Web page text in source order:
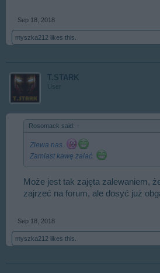
Sep 18, 2018
myszka212 likes this.
T.STARK
User
Rosomack said:
Zlewa nas.
Zamiast kawę zalać.
Może jest tak zajęta zalewaniem,
zajrzeć na forum, ale dosyć już
Sep 18, 2018
myszka212 likes this.